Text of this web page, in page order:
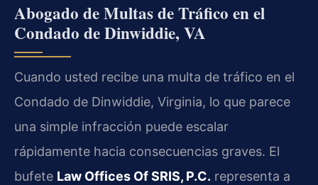
Abogado de Multas de Tráfico en el
Condado de Dinwiddie, VA
Cuando usted recibe una multa de tráfico en el
Condado de Dinwiddie, Virginia, lo que parece
una simple infracción puede escalar
rápidamente hacia consecuencias graves. El
bufete Law Offices Of SRIS, P.C. representa a